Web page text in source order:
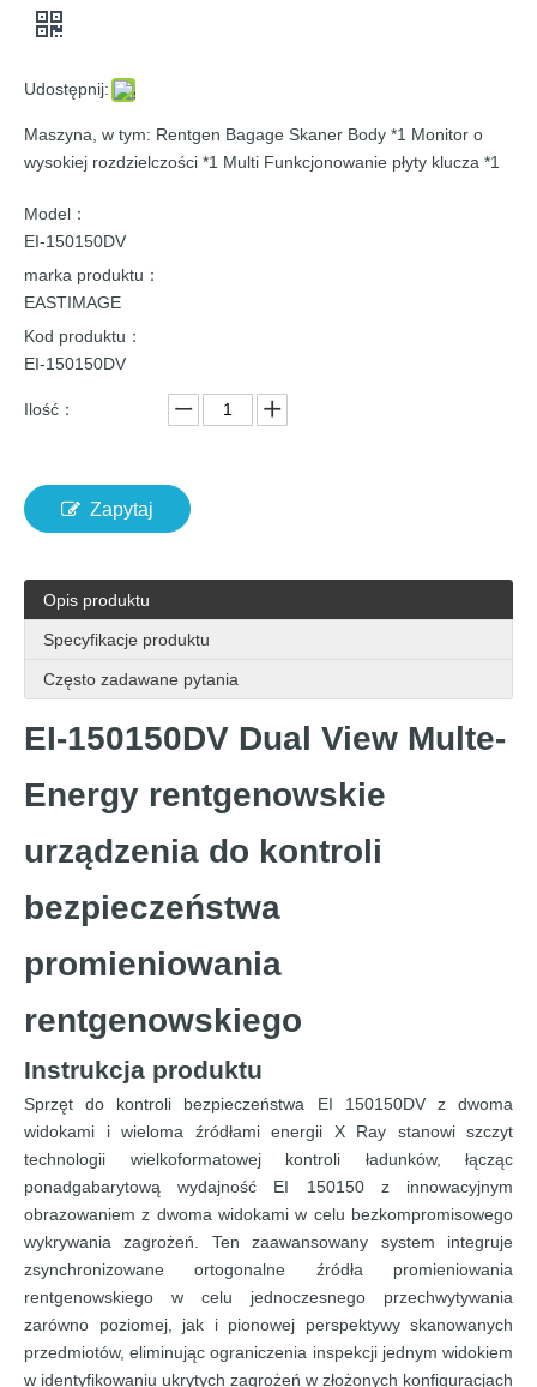
Udostępnij:
Maszyna, w tym: Rentgen Bagage Skaner Body *1 Monitor o
wysokiej rozdzielczości *1 Multi Funkcjonowanie płyty klucza *1
Model：
EI-150150DV
marka produktu：
EASTIMAGE
Kod produktu：
EI-150150DV
Ilość：
Zapytaj
Opis produktu
Specyfikacje produktu
Często zadawane pytania
EI-150150DV Dual View Multe-
Energy rentgenowskie
urządzenia do kontroli
bezpieczeństwa
promieniowania
rentgenowskiego
Instrukcja produktu
Sprzęt do kontroli bezpieczeństwa EI 150150DV z dwoma
widokami i wieloma źródłami energii X Ray stanowi szczyt
technologii wielkoformatowej kontroli ładunków, łącząc
ponadgabarytową wydajność EI 150150 z innowacyjnym
obrazowaniem z dwoma widokami w celu bezkompromisowego
wykrywania zagrożeń. Ten zaawansowany system integruje
zsynchronizowane ortogonalne źródła promieniowania
rentgenowskiego w celu jednoczesnego przechwytywania
zarówno poziomej, jak i pionowej perspektywy skanowanych
przedmiotów, eliminując ograniczenia inspekcji jednym widokiem
w identyfikowaniu ukrytych zagrożeń w złożonych konfiguracjach